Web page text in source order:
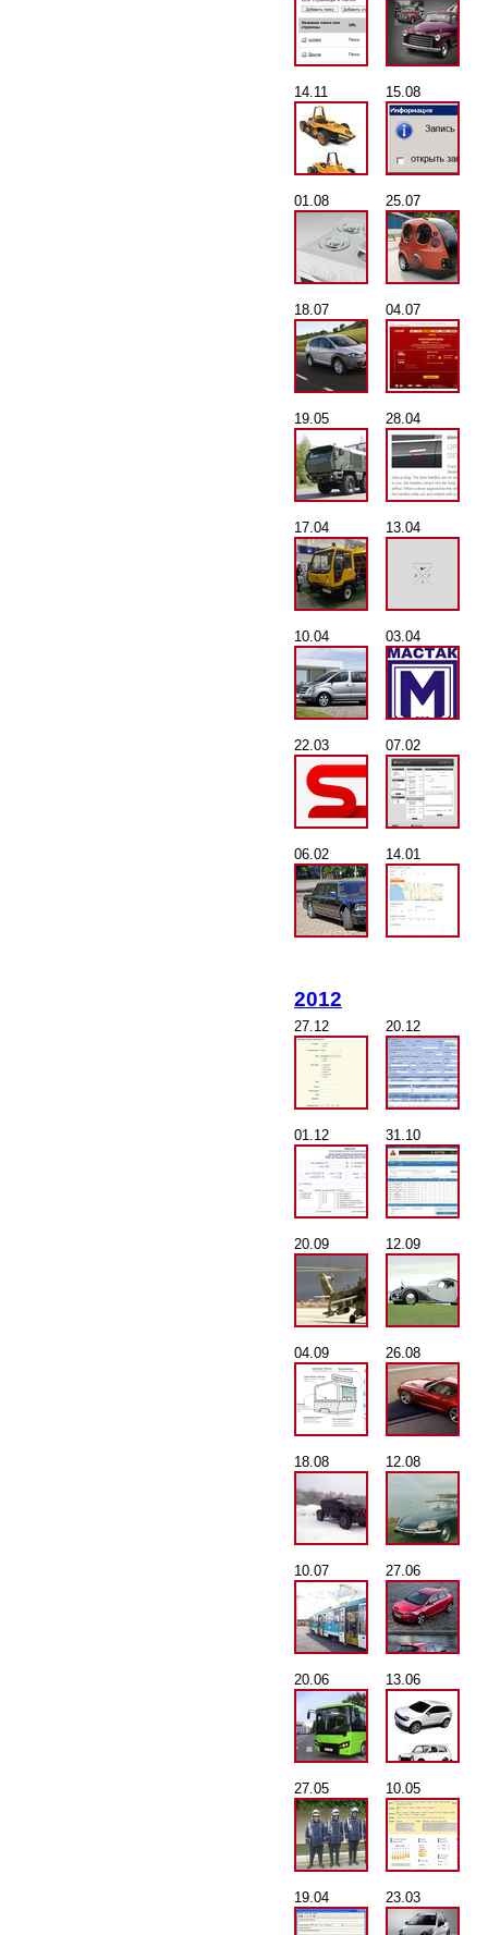
14.11 15.08
01.08 25.07
18.07 04.07
19.05 28.04
17.04 13.04
10.04 03.04
22.03 07.02
06.02 14.01
2012
27.12 20.12
01.12 31.10
20.09 12.09
04.09 26.08
18.08 12.08
10.07 27.06
20.06 13.06
27.05 10.05
19.04 23.03